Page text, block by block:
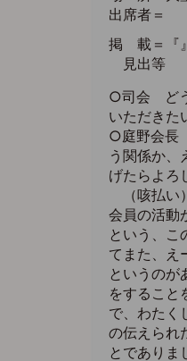
出席者＝
掲 載＝『』
見出等
○司会 どう
いただきた
○庭野会長
う関係か、
げたらよろ
（咳払い
会員の活動
という、こ
てまた、え
というのが
をすること
で、わたく
の伝えられ
とでありま